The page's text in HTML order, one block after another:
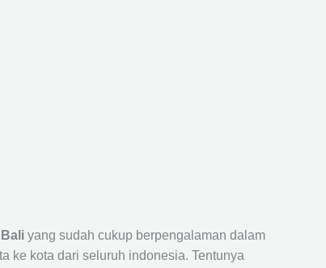
yang sudah cukup berpengalaman dalam
ke kota dari seluruh indonesia. Tentunya